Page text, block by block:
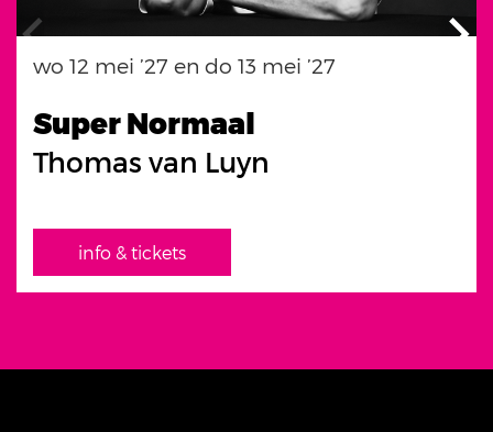
Super Normaal
Thomas van Luyn
wo 12 mei ’27 en do 13 mei ’27
info & tickets